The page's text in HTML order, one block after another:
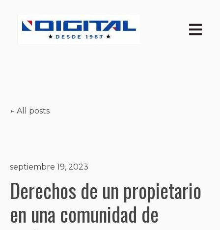
Open
All posts
septiembre 19, 2023
Derechos de un propietario
en una comunidad de